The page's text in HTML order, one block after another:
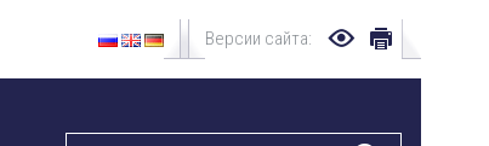
Версии сайта: